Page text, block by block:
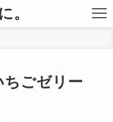
。
ごゼリー